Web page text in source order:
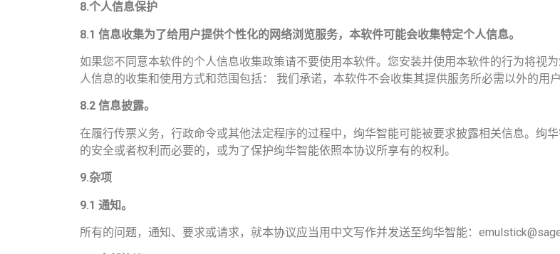
8.个人信息保护
8.1 信息收集为了给用户提供个性化的网络浏览服务，本软件可能会收集特定个人信息。
如果您不同意本软件的个人信息收集政策请不要使用本软件。您安装并使用本软件的行为将视
人信息的收集和使用方式和范围包括： 我们承诺，本软件不会收集其提供服务所必需以外的用
8.2 信息披露。
在履行传票义务，行政命令或其他法定程序的过程中，绚华智能可能被要求披露相关信息。绚
的安全或者权利而必要的，或为了保护绚华智能依照本协议所享有的权利。
9.杂项
9.1 通知。
所有的问题，通知、要求或请求，就本协议应当用中文写作并发送至绚华智能：